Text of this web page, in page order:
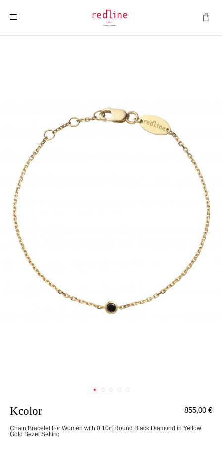
Kcolor
Chain Bracelet For Women with 0.10ct Round Black Diamond in Yellow
Gold Bezel Setting
855,00 €